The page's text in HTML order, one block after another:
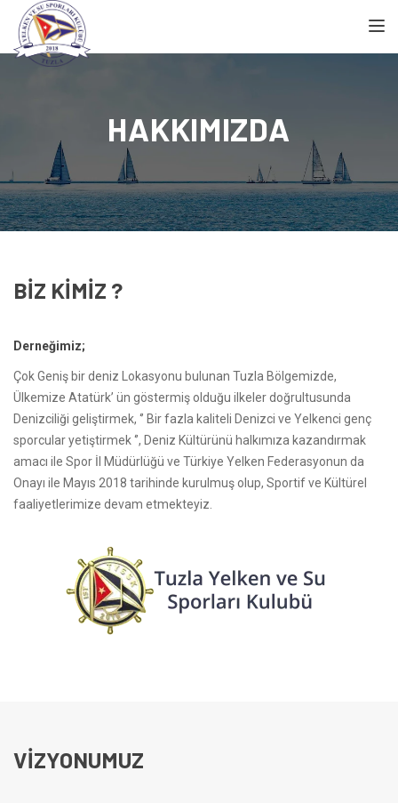
HAKKIMIZDA
BİZ KİMİZ ?
Derneğimiz;
Çok Geniş bir deniz Lokasyonu bulunan Tuzla Bölgemizde,
Ülkemize Atatürk’ ün göstermiş olduğu ilkeler doğrultusunda
Denizciliği geliştirmek, ‘’ Bir fazla kaliteli Denizci ve Yelkenci genç
sporcular yetiştirmek ‘’, Deniz Kültürünü halkımıza kazandırmak
amacı ile Spor İl Müdürlüğü ve Türkiye Yelken Federasyonun da
Onayı ile Mayıs 2018 tarihinde kurulmuş olup, Sportif ve Kültürel
faaliyetlerimize devam etmekteyiz.
VİZYONUMUZ